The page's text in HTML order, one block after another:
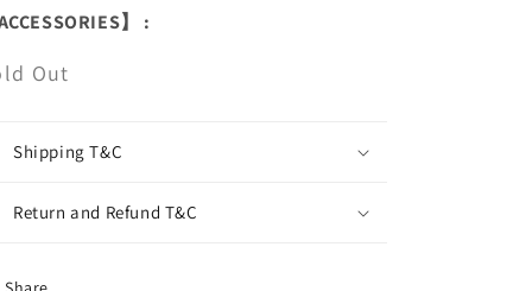
ACCESSORIES】 :
Out
Shipping T&C
Return and Refund T&C